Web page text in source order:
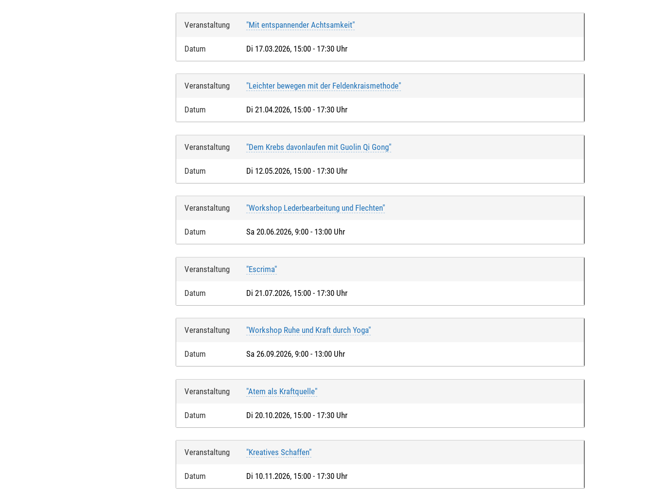
Veranstaltung "Mit entspannender Achtsamkeit"
Datum Di 17.03.2026, 15:00 - 17:30 Uhr
Veranstaltung "Leichter bewegen mit der Feldenkraismethode"
Datum Di 21.04.2026, 15:00 - 17:30 Uhr
Veranstaltung "Dem Krebs davonlaufen mit Guolin Qi Gong"
Datum Di 12.05.2026, 15:00 - 17:30 Uhr
Veranstaltung "Workshop Lederbearbeitung und Flechten"
Datum Sa 20.06.2026, 9:00 - 13:00 Uhr
Veranstaltung "Escrima"
Datum Di 21.07.2026, 15:00 - 17:30 Uhr
Veranstaltung "Workshop Ruhe und Kraft durch Yoga"
Datum Sa 26.09.2026, 9:00 - 13:00 Uhr
Veranstaltung "Atem als Kraftquelle"
Datum Di 20.10.2026, 15:00 - 17:30 Uhr
Veranstaltung "Kreatives Schaffen"
Datum Di 10.11.2026, 15:00 - 17:30 Uhr